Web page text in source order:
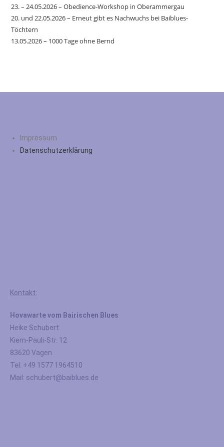
23. – 24.05.2026 – Obedience-Workshop in Oberammergau
20. und 22.05.2026 – Erneut gibt es Nachwuchs bei Baiblues-
Töchtern
13.05.2026 – 1000 Tage ohne Bernd
Impressum
Datenschutzerklärung
Kontakt:
Hovawarte vom Bairischen Blues
Heike Schubert
Kiem-Pauli-Str. 12
83620 Vagen
Tel: +49 1577 1964510
Mail: schubert@baiblues.de